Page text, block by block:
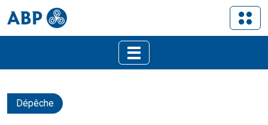
Dépêche